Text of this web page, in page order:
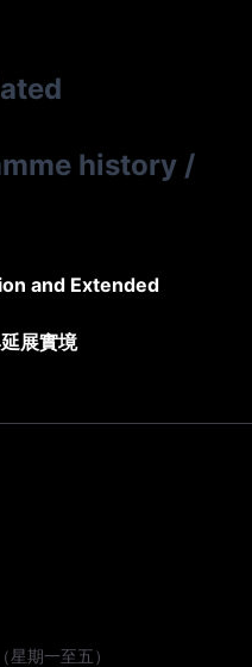
history /
and Extended
展實境
（星期一至五）